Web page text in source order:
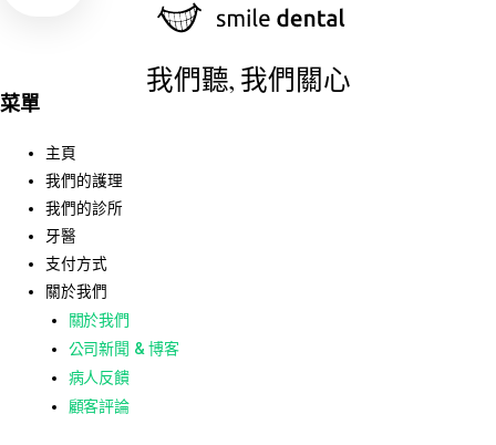
我們聽, 我們關心
菜單
主頁
我們的護理
我們的診所
牙醫
支付方式
關於我們
關於我們
公司新聞 & 博客
病人反饋
顧客評論